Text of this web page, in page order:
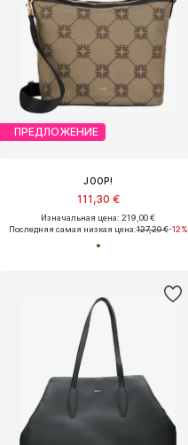
ПРЕДЛОЖЕНИЕ
JOOP!
111,30 €
Изначальная цена: 219,00 €
Последняя самая низкая цена:127,20 €-12%